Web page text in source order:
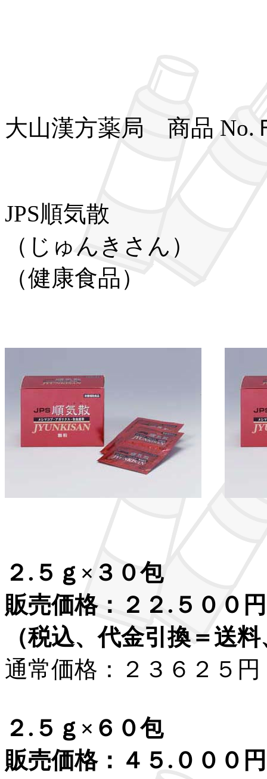
大山漢方薬局 商品
JPS順気散
（じゅんきさん）
（健康食品）
２.５ｇ×３０包
販売価格：２２.５００円
（税込、代金引換＝送
通常価格：２３６２５
２.５ｇ×６０包
販売価格：４５.０００円